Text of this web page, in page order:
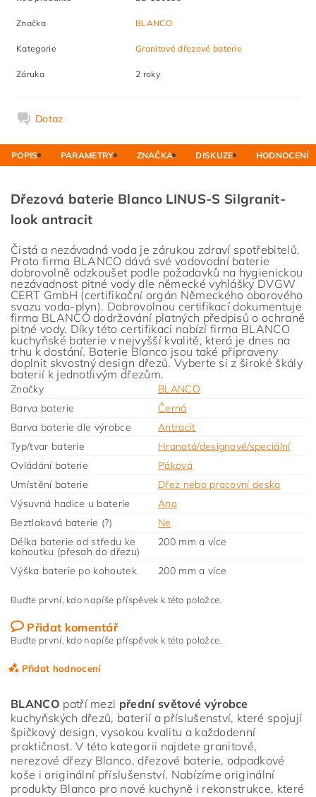
Značka BLANCO
Kategorie Granitové dřezové baterie
Záruka 2 roky
Dotaz
POPIS PARAMETRY ZNAČKA DISKUZE HODNOCENÍ
Dřezová baterie Blanco LINUS-S Silgranit-
look antracit
Čistá a nezávadná voda je zárukou zdraví spotřebitelů.
Proto firma BLANCO dává své vodovodní baterie
dobrovolně odzkoušet podle požadavků na hygienickou
nezávadnost pitné vody dle německé vyhlášky DVGW
CERT GmbH (certifikační orgán Německého oborového
svazu voda-plyn). Dobrovolnou certifikací dokumentuje
firma BLANCO dodržování platných předpisů o ochraně
pitné vody. Díky této certifikaci nabízí firma BLANCO
kuchyňské baterie v nejvyšší kvalitě, která je dnes na
trhu k dostání. Baterie Blanco jsou také připraveny
doplnit skvostný design dřezů. Vyberte si z široké škály
baterií k jednotlivým dřezům.
Značky
BLANCO
Barva baterie
Černá
Barva baterie dle výrobce
Antracit
Typ/tvar baterie
Hranatá/designové/speciální
Ovládání baterie
Páková
Umístění baterie
Dřez nebo pracovní deska
Výsuvná hadice u baterie
Ano
Beztlaková baterie (?)
Ne
Délka baterie od středu ke
kohoutku (přesah do dřezu)
200 mm a více
Výška baterie po kohoutek 200 mm a více
Buďte první, kdo napíše příspěvek k této položce.
Přidat komentář
Buďte první, kdo napíše příspěvek k této položce.
Přidat hodnocení
BLANCO patří mezi přední světové výrobce
kuchyňských dřezů, baterií a příslušenství, které spojují
špičkový design, vysokou kvalitu a každodenní
praktičnost. V této kategorii najdete granitové,
nerezové dřezy Blanco, dřezové baterie, odpadkové
koše i originální příslušenství. Nabízíme originální
produkty Blanco pro nové kuchyně i rekonstrukce, které